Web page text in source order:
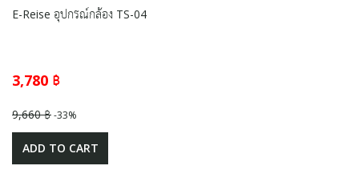
E-Reise อุปกรณ์กล้อง TS-04
3,780 ฿
9,660 ฿-33%
ADD TO CART